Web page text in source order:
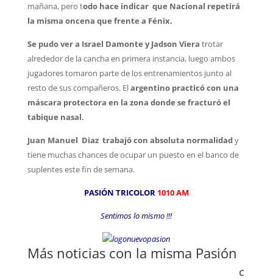
mañana, pero todo hace indicar que Nacional repetirá
la misma oncena que frente a Fénix.
Se pudo ver a Israel Damonte y Jadson Viera trotar
alrededor de la cancha en primera instancia, luego ambos
jugadores tomaron parte de los entrenamientos junto al
resto de sus compañeros. Elargentino practicó con una
máscara protectora en la zona donde se fracturó el
tabique nasal.
Juan Manuel Diaz trabajó con absoluta normalidady
tiene muchas chances de ocupar un puesto en el banco de
suplentes este fin de semana.
PASIÓN TRICOLOR1010 AM
Sentimos lo mismo !!!
Más noticias con la misma Pasión
C